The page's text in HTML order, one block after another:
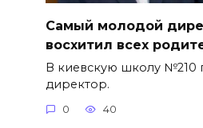
Самый молодой
восхитил всех
В киевскую школу
директор.
0 40